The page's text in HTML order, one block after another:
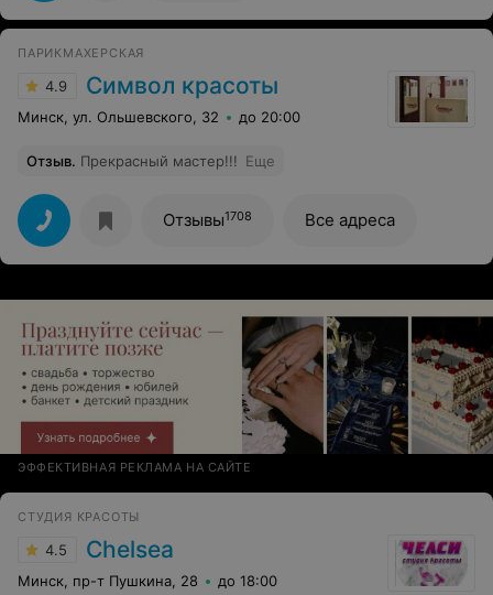
ПАРИКМАХЕРСКАЯ
4.9 Символ красоты
Минск, ул. Ольшевского, 32 до 20:00
Отзыв. Прекрасный мастер!!! Еще
Отзывы1708 Все адреса
ЭФФЕКТИВНАЯ РЕКЛАМА НА САЙТЕ
СТУДИЯ КРАСОТЫ
4.5 Chelsea
Минск, пр-т Пушкина, 28 до 18:00